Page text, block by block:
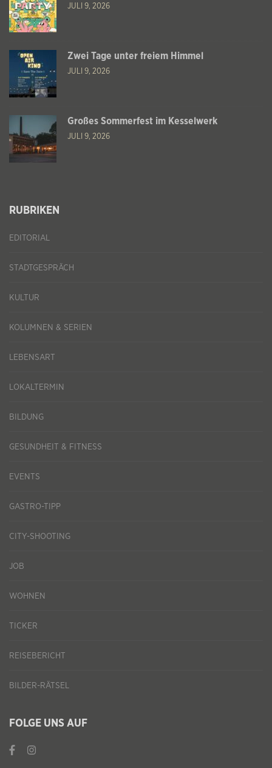
JULI 9, 2026
Zwei Tage unter freiem Himmel
JULI 9, 2026
Großes Sommerfest im Kesselwerk
JULI 9, 2026
RUBRIKEN
EDITORIAL
STADTGESPRÄCH
KULTUR
KOLUMNEN & SERIEN
LEBENSART
LOKALTERMIN
BILDUNG
GESUNDHEIT & FITNESS
EVENTS
GASTRO-TIPP
CITY-SHOOTING
JOB
WOHNEN
TICKER
REISEBERICHT
BILDER-RÄTSEL
FOLGE UNS AUF